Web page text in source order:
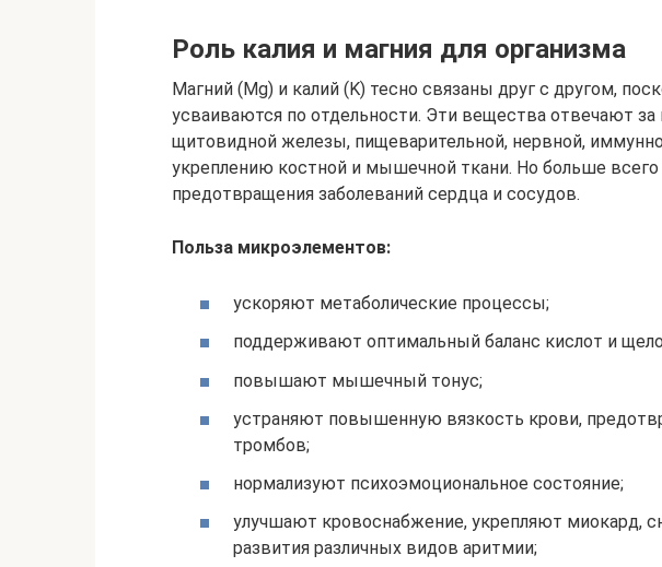
Роль калия и магния для организма
Магний (Mg) и калий (K) тесно связаны друг с другом,
усваиваются по отдельности. Эти вещества отвечают
щитовидной железы, пищеварительной, нервной,
укреплению костной и мышечной ткани. Но больше
предотвращения заболеваний сердца и сосудов.
Польза микроэлементов:
ускоряют метаболические процессы;
поддерживают оптимальный баланс кислот и
повышают мышечный тонус;
устраняют повышенную вязкость крови,
тромбов;
нормализуют психоэмоциональное состояние;
улучшают кровоснабжение, укрепляют миокард,
развития различных видов аритмии;